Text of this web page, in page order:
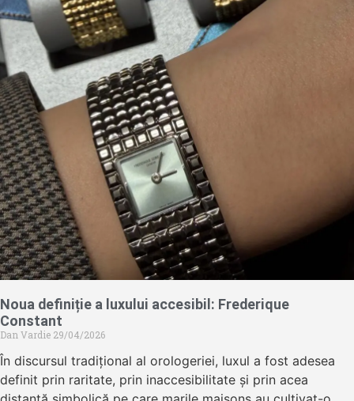
Noua definiție a luxului accesibil: Frederique
Constant
Dan Vardie 29/04/2026
În discursul tradițional al orologeriei, luxul a fost adesea
definit prin raritate, prin inaccesibilitate și prin acea